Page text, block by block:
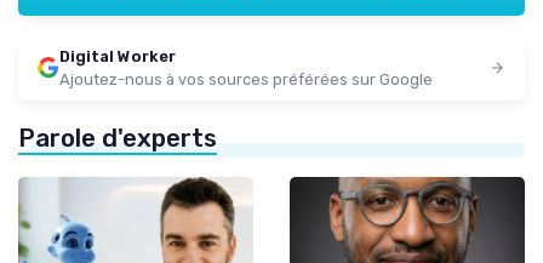
Digital Worker
Ajoutez-nous à vos sources préférées sur Google
Parole d'experts